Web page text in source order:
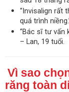
“Invisalign rất
quá trình
“Bác sĩ tư vấn
– Lan, 19 tuổi.
Vì sao
răng toàn